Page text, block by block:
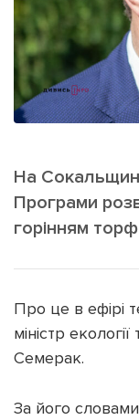
Картки
Репортаж
Розслідування
Погляди
Ініціативи
Зв'язатися з нами
Наші соц мережі
На
Програми
горінням
Про це в ефірі
міністр
Семерак.
За його